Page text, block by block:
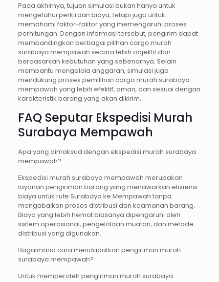
Pada akhirnya, tujuan simulasi bukan hanya untuk
mengetahui perkiraan biaya, tetapi juga untuk
memahami faktor-faktor yang memengaruhi proses
perhitungan. Dengan informasi tersebut, pengirim dapat
membandingkan berbagai pilihan cargo murah
surabaya mempawah secara lebih objektif dan
berdasarkan kebutuhan yang sebenarnya. Selain
membantu mengelola anggaran, simulasi juga
mendukung proses pemilihan cargo murah surabaya
mempawah yang lebih efektif, aman, dan sesuai dengan
karakteristik barang yang akan dikirim.
FAQ Seputar Ekspedisi Murah
Surabaya Mempawah
Apa yang dimaksud dengan ekspedisi murah surabaya
mempawah?
Ekspedisi murah surabaya mempawah merupakan
layanan pengiriman barang yang menawarkan efisiensi
biaya untuk rute Surabaya ke Mempawah tanpa
mengabaikan proses distribusi dan keamanan barang.
Biaya yang lebih hemat biasanya dipengaruhi oleh
sistem operasional, pengelolaan muatan, dan metode
distribusi yang digunakan.
Bagaimana cara mendapatkan pengiriman murah
surabaya mempawah?
Untuk memperoleh pengiriman murah surabaya